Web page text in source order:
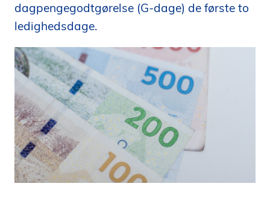
s
i
e
n
dagpengegodtgørelse (G-dage) de første to
ledighedsdage.